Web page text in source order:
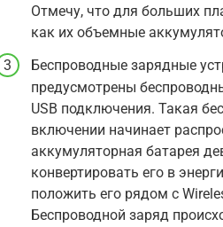
Отмечу, что для больших
как их объемные
Беспроводные зарядные
предусмотрены
USB подключения. Такая
включении начинает
аккумуляторная батарея
конвертировать его в
положить его рядом с
Беспроводной заряд